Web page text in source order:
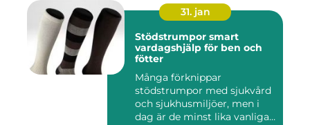
31. jan
Stödstrumpor smart
vardagshjälp för ben och
fötter
Många förknippar
stödstrumpor med sjukvård
och sjukhusmiljöer, men i
dag är de minst lika vanliga